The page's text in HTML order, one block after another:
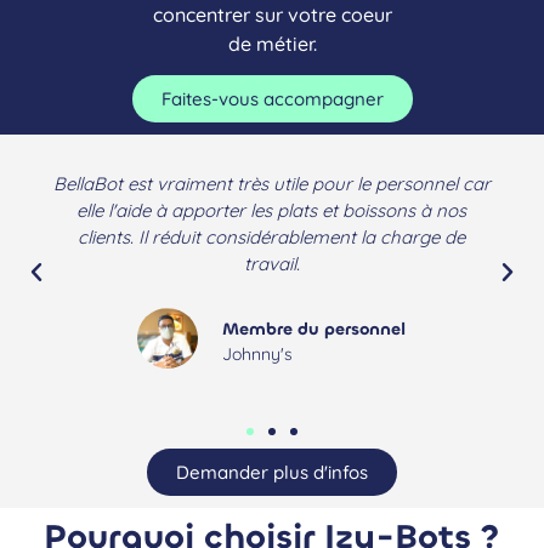
concentrer sur votre coeur
de métier.
Faites-vous accompagner
est vraiment très utile pour le personnel car
elle l'aide à apporter les plats et boissons à nos
clients. Il réduit considérablement la charge de
Membre du personnel
Johnny's
Demander plus d'infos
Pourquoi choisir Izy-Bots ?